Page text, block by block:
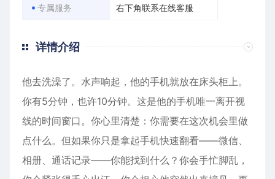
专属服务 右下角联系在线客服
详情介绍
他去洗澡了。水声响起，他的手机就放在床头柜上。
你有5分钟，也许10分钟。这是他的手机唯一离开视
线的时间窗口。你心里清楚：你需要在这次机会里做
点什么。但如果你只是拿起手机快速翻看——微信、
相册、通话记录——你能找到什么？你会手忙脚乱，